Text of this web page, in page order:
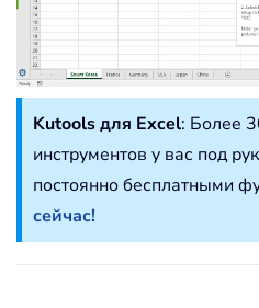
Kutools для Excel: Более
инструментов у вас под
постоянно бесплатными
сейчас!